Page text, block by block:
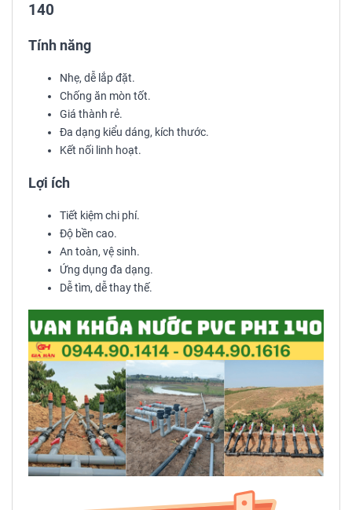
140
Tính năng
Nhẹ, dễ lắp đặt.
Chống ăn mòn tốt.
Giá thành rẻ.
Đa dạng kiểu dáng, kích thước.
Kết nối linh hoạt.
Lợi ích
Tiết kiệm chi phí.
Độ bền cao.
An toàn, vệ sinh.
Ứng dụng đa dạng.
Dễ tìm, dễ thay thế.